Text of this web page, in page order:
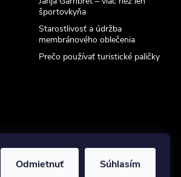
Odmietnuť Súhlasím
športovkyňa
Starostlivosť a údržba
membránového oblečenia
Prečo používať turistické paličky